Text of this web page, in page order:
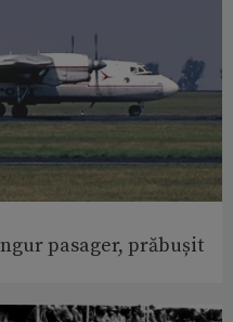
pasager, prăbușit